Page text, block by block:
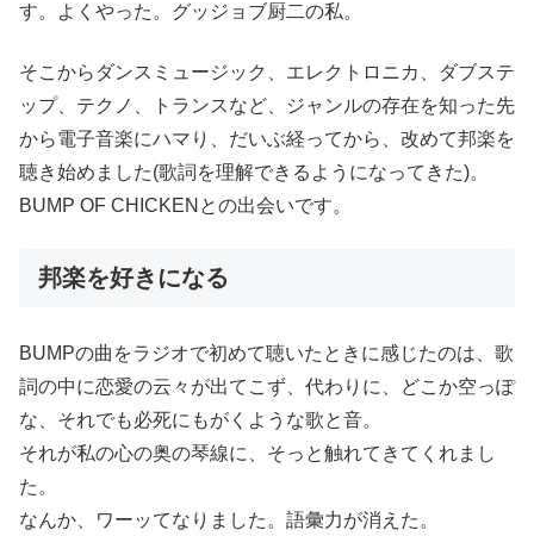
す。よくやった。グッジョブ厨二の私。
そこからダンスミュージック、エレクトロニカ、ダブステ
ップ、テクノ、トランスなど、ジャンルの存在を知った先
から電子音楽にハマり、だいぶ経ってから、改めて邦楽を
聴き始めました(歌詞を理解できるようになってきた)。
BUMP OF CHICKENとの出会いです。
邦楽を好きになる
BUMPの曲をラジオで初めて聴いたときに感じたのは、歌
詞の中に恋愛の云々が出てこず、代わりに、どこか空っぽ
な、それでも必死にもがくような歌と音。
それが私の心の奥の琴線に、そっと触れてきてくれまし
た。
なんか、ワーッてなりました。語彙力が消えた。